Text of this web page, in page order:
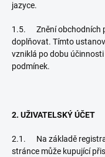
jazyce.
1.5. Znění obchodních
doplňovat. Tímto
vzniklá po dobu
podmínek.
2. UŽIVATELSKÝ ÚČET
2.1. Na základě
stránce může kupující